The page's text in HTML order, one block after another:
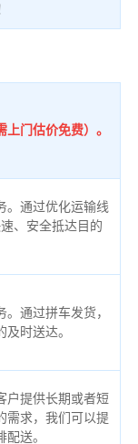
门估价免费）。
。通过优化运输线
、安全抵达目的
通过拼车发货，
时送达。
户提供长期或者短
需求，我们可以提
送。